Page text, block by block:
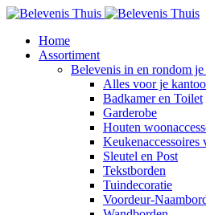
Home
Assortiment
Belevenis in en rondom je
Alles voor je
Badkamer en Toilet
Garderobe
Houten
Keukenaccessoires
Sleutel en Post
Tekstborden
Tuindecoratie
Voordeur-